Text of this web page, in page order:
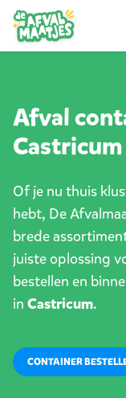
Afval
Castricum
Of je nu thuis
hebt, De
brede
juiste oplossing
bestellen en
in Castricum.
CONTAINER